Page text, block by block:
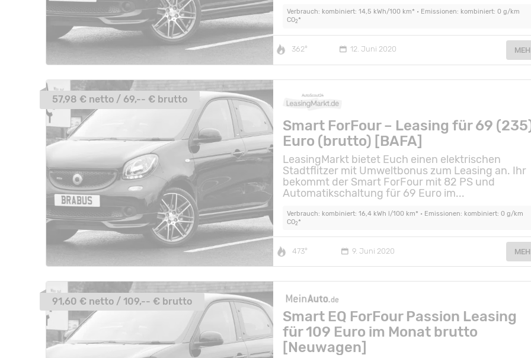
Verbrauch: kombiniert: 14,5 kWh/100 km* • Emissionen: kombiniert: 0 g/km
CO2*
362° 12. Juni 2020
Smart ForFour – Leasing für 69
Euro (brutto) [BAFA]
LeasingMarkt bietet Euch einen elektrischen
Stadtflitzer mit Umweltbonus zum Leasing an. Ihr
bekommt der Smart ForFour mit 82 PS und
Automatikschaltung für 69 Euro im...
Verbrauch: kombiniert: 16,4 kWh l/100 km* • Emissionen: kombiniert: 0 g/km
CO2*
473° 9. Juni 2020
57,98 € netto / 69,-- € brutto
Smart EQ ForFour Passion Leasing
für 109 Euro im Monat brutto
[Neuwagen]
91,60 € netto / 109,-- € brutto